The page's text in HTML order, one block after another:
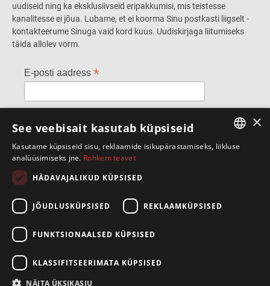
uudiseid ning ka eksklusiivseid eripakkumisi, mis teistesse
kanalitesse ei jõua. Lubame, et ei koorma Sinu postkasti liigselt -
kontakteerume Sinuga vaid kord kuus. Uudiskirjaga liitumiseks
täida allolev vorm.
E-posti aadress *
Telliskivi 60/A3, 10412 Tallinn
info@speaksmart.ee
Leia meid sotsiaalmeediast:
Facebook
LinkedIn
×
See veebisait kasutab küpsiseid
Kasutame küpsiseid sisu, reklaamide isikupärastamiseks, liikluse
analüüsimiseks jne. Rohkem teavet
HÄDAVAJALIKUD KÜPSISED
JÕUDLUSKÜPSISED REKLAAMKÜPSISED
FUNKTSIONAALSED KÜPSISED
KLASSIFITSEERIMATA KÜPSISED
NÄITA ÜKSIKASJU